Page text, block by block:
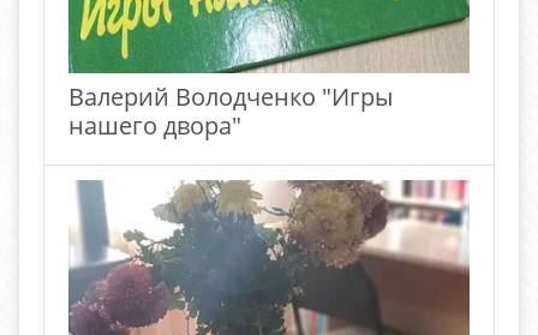
Валерий Володченко "Игры
нашего двора"